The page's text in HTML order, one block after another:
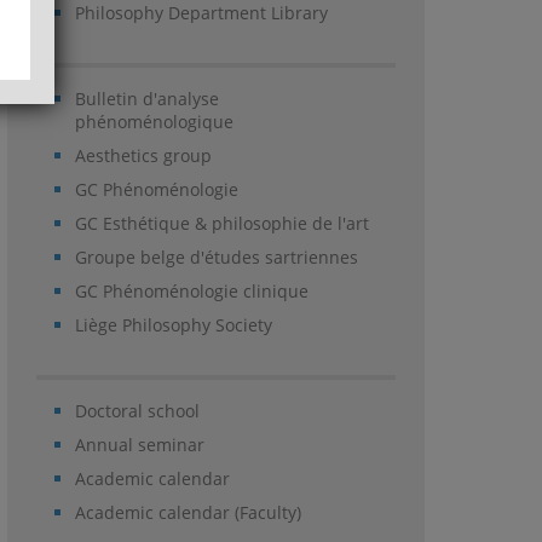
Philosophy Department Library
Bulletin d'analyse
phénoménologique
Aesthetics group
GC Phénoménologie
GC Esthétique & philosophie de l'art
Groupe belge d'études sartriennes
GC Phénoménologie clinique
Liège Philosophy Society
Doctoral school
Annual seminar
Academic calendar
Academic calendar (Faculty)